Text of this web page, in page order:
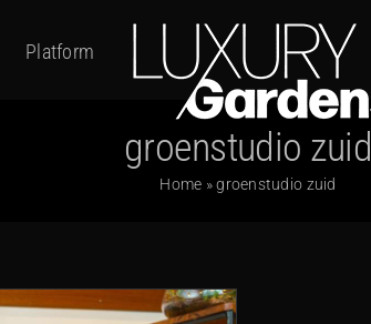
Platform
groenstudio zuid
Home »groenstudio zuid